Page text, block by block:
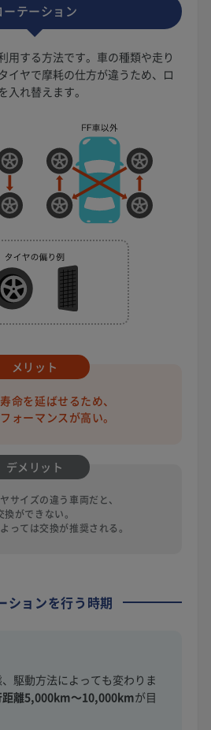
ーテーション
用する方法です。車の種類や走り
イヤで摩耗の仕方が違うため、ロ
入れ替えます。
メリット
命を延ばせるため、
ォーマンスが高い。
デメリット
サイズの違う車両だと、
換ができない。
っては交換が推奨される。
ションを行う時期
駆動方法によっても変わりま
距離5,000km〜10,000kmが目